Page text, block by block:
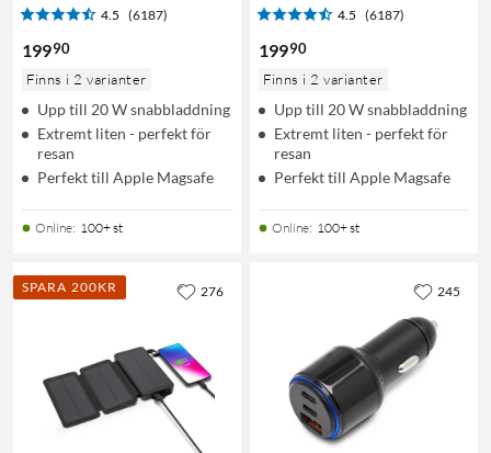
4.5 (6187)
19990
Finns i 2 varianter
Upp till 20 W snabbladdning
Extremt liten - perfekt för
resan
Perfekt till Apple Magsafe
Online: 100+ st
4.5 (6187)
19990
Finns i 2 varianter
Upp till 20 W snabbladdning
Extremt liten - perfekt för
resan
Perfekt till Apple Magsafe
Online: 100+ st
SPARA 200KR 276 245